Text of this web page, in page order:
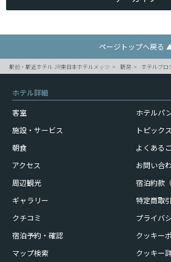
ページトップへ戻る
駅前・駅近ホテル JR東日本ホテルメッツ 新潟 ホテルブロ
ホテル詳細
客室
施設・サービス
朝食
アクセス
周辺観光
ギャラリー
クチコミ
宿泊予約・確認
マップ検索
ホテルパ
トピック
よくある
お問い合
宿泊約款（
特定商取
プライバ
クッキー
クッキー